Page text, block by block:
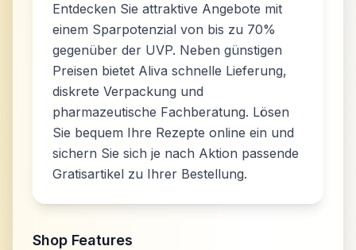
Entdecken Sie attraktive Angebote mit
einem Sparpotenzial von bis zu 70%
gegenüber der UVP. Neben günstigen
Preisen bietet Aliva schnelle Lieferung,
diskrete Verpackung und
pharmazeutische Fachberatung. Lösen
Sie bequem Ihre Rezepte online ein und
sichern Sie sich je nach Aktion passende
Gratisartikel zu Ihrer Bestellung.
Shop Features